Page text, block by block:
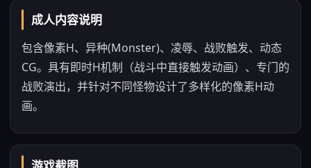
成人内容说明
包含像素H、异种(Monster)、凌辱、战败触发、动态
CG。具有即时H机制（战斗中直接触发动画）、专门的
战败演出，并针对不同怪物设计了多样化的像素H动
画。